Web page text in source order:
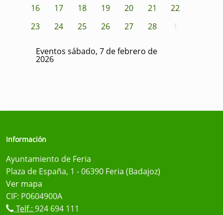
16
17 18 19 20 21
22
23
24 25 26 27 28 1
Eventos sábado, 7 de febrero de
2026
Información
Ayuntamiento de Feria
Plaza de España, 1 - 06390 Feria (Badajoz)
Ver mapa
CIF: P0604900A
Telf.: 924 694 111